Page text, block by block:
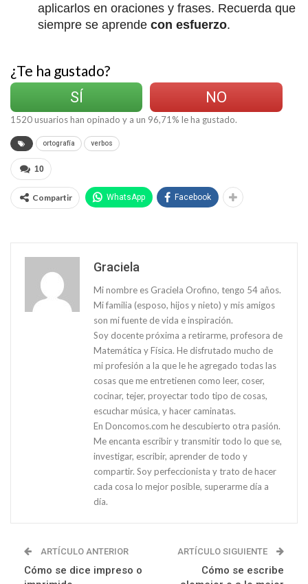
aplicarlos en oraciones y frases. Recuerda que
siempre se aprende con esfuerzo.
¿Te ha gustado?
SÍ
NO
1520usuarios han opinado y a un 96,71 % le ha gustado.
ortografía verbos
10
Compartir WhatsApp Facebook
Graciela
Mi nombre es Graciela Orofino, tengo 54 años.
Mi familia (esposo, hijos y nieto) y mis amigos
son mi fuente de vida e inspiración.
Soy docente próxima a retirarme, profesora de
Matemática y Física. He disfrutado mucho de
mi profesión a la que le he agregado todas las
cosas que me entretienen como leer, coser,
cocinar, tejer, proyectar todo tipo de cosas,
escuchar música, y hacer caminatas.
En Doncomos.com he descubierto otra pasión.
Me encanta escribir y transmitir todo lo que se,
investigar, escribir, aprender de todo y
compartir. Soy perfeccionista y trato de hacer
cada cosa lo mejor posible, superarme día a
día.
ARTÍCULO ANTERIOR
Cómo se dice impreso o
ARTÍCULO SIGUIENTE
Cómo se escribe